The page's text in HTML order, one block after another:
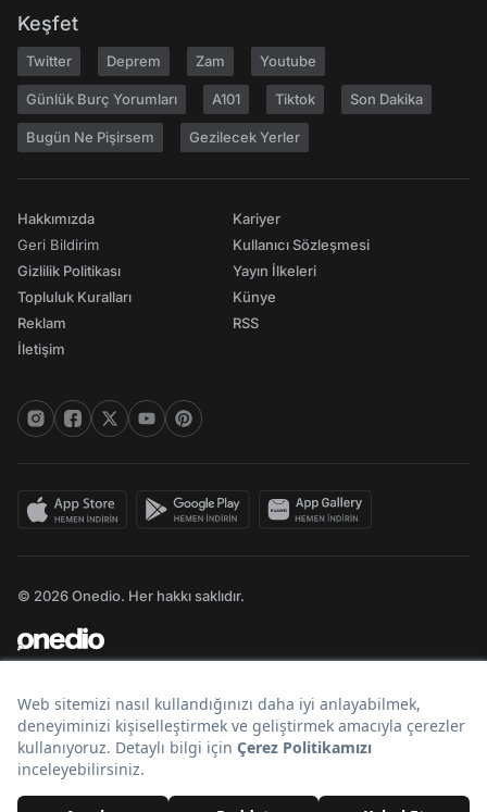
Keşfet
Twitter Deprem Zam Youtube
Günlük Burç Yorumları A101 Tiktok Son Dakika
Bugün Ne Pişirsem Gezilecek Yerler
Hakkımızda
Geri Bildirim
Gizlilik Politikası
Topluluk Kuralları
Reklam
İletişim
Kariyer
Kullanıcı Sözleşmesi
Yayın İlkeleri
Künye
RSS
© 2026 Onedio. Her hakkı saklıdır.
Bir markasıdır.